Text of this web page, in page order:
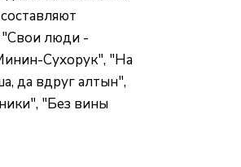
"Свои люди -
Сухорук", "На
да вдруг алтын",
"Без вины